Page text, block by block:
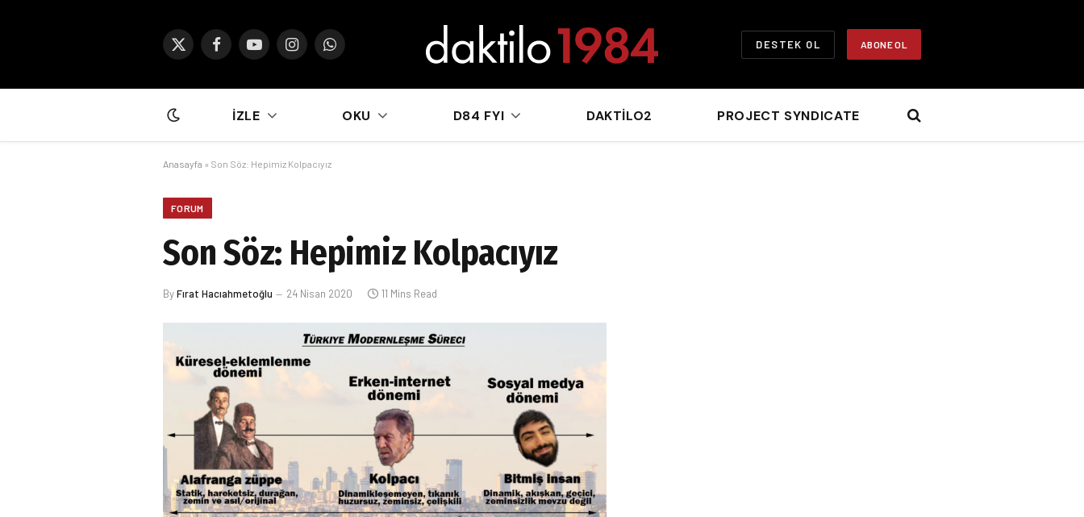
X
FacebookYouTubeInstagramWhatsApp
DESTEK OL ABONE OL
İZLE OKU D84 FYI DAKTILO2 PROJECT SYNDICATE
Anasayfa » Son Söz: Hepimiz Kolpacıyız
FORUM
Son Söz: Hepimiz Kolpacıyız
ByFırat Hacıahmetoğlu 24 Nisan 2020 11 Mins Read